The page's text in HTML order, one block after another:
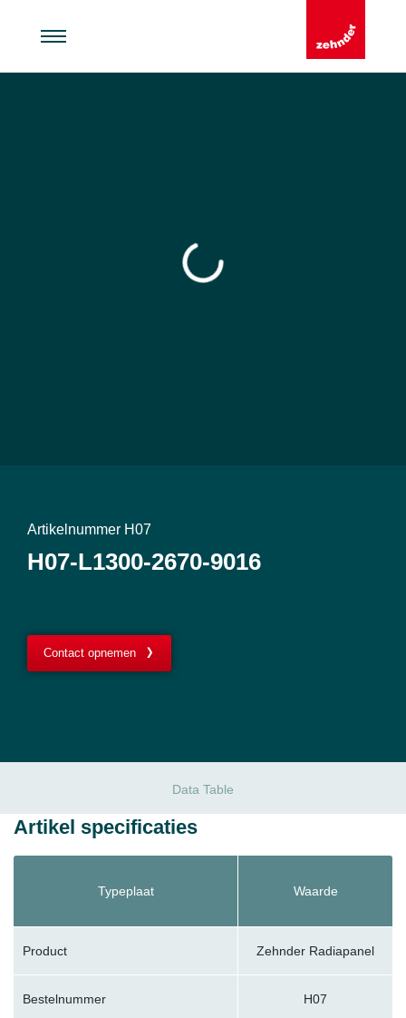
Artikelnummer H07
H07-L1300-2670-9016
Contact opnemen
Data Table
Artikel specificaties
Typeplaat Waarde
Product Zehnder Radiapanel
Bestelnummer H07